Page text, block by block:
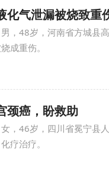
化气泄漏被烧致重
，48岁，河南省方城县
成重伤。
颈癌，盼救助
，46岁，四川省冕宁县
疗治疗。